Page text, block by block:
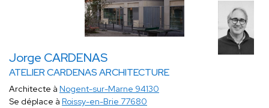
Jorge CARDENAS
ATELIER CARDENAS ARCHITECTURE
Architecte à Nogent-sur-Marne 94130
Se déplace à Roissy-en-Brie 77680